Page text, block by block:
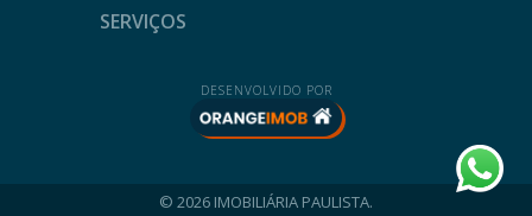
SERVIÇOS
DESENVOLVIDO POR
© 2026 IMOBILIÁRIA PAULISTA.